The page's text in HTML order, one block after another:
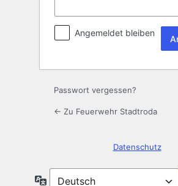
Angemeldet bleiben
Passwort vergessen?
← Zu Feuerwehr Stadtroda
Datenschutz
Sprache